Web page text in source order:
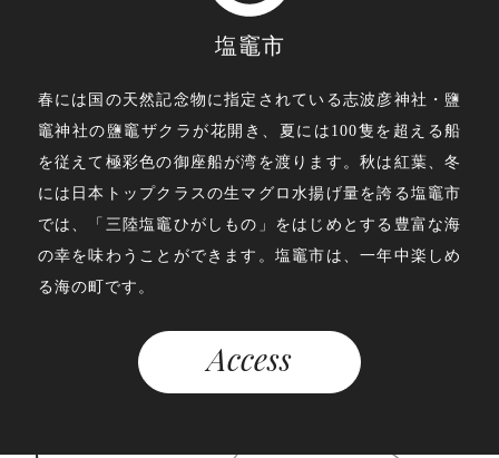
塩竈市
春には国の天然記念物に指定されている志波彦神社・鹽
竈神社の鹽竈ザクラが花開き、夏には100隻を超える船
を従えて極彩色の御座船が湾を渡ります。秋は紅葉、冬
には日本トップクラスの生マグロ水揚げ量を誇る塩竈市
では、「三陸塩竈ひがしもの」をはじめとする豊富な海
の幸を味わうことができます。塩竈市は、一年中楽しめ
る海の町です。
Access